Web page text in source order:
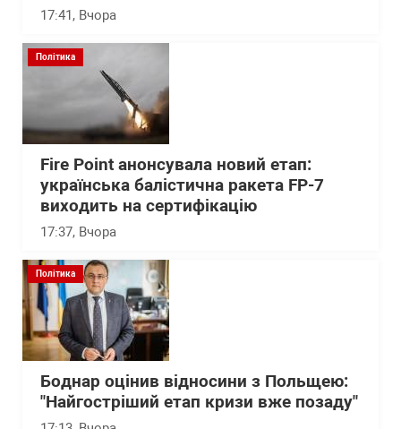
17:41, Вчора
Політика
Fire Point анонсувала новий етап:
українська балістична ракета FP-7
виходить на сертифікацію
17:37, Вчора
Політика
Боднар оцінив відносини з Польщею:
"Найгостріший етап кризи вже позаду"